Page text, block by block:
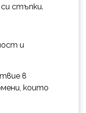
стъпки.
и
в
които